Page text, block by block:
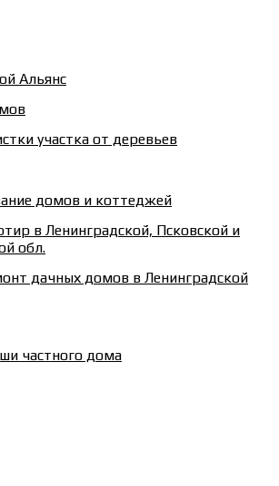
Альянс
участка от деревьев
домов и коттеджей
в Ленинградской, Псковской и
обл.
дачных домов в Ленинградской
частного дома